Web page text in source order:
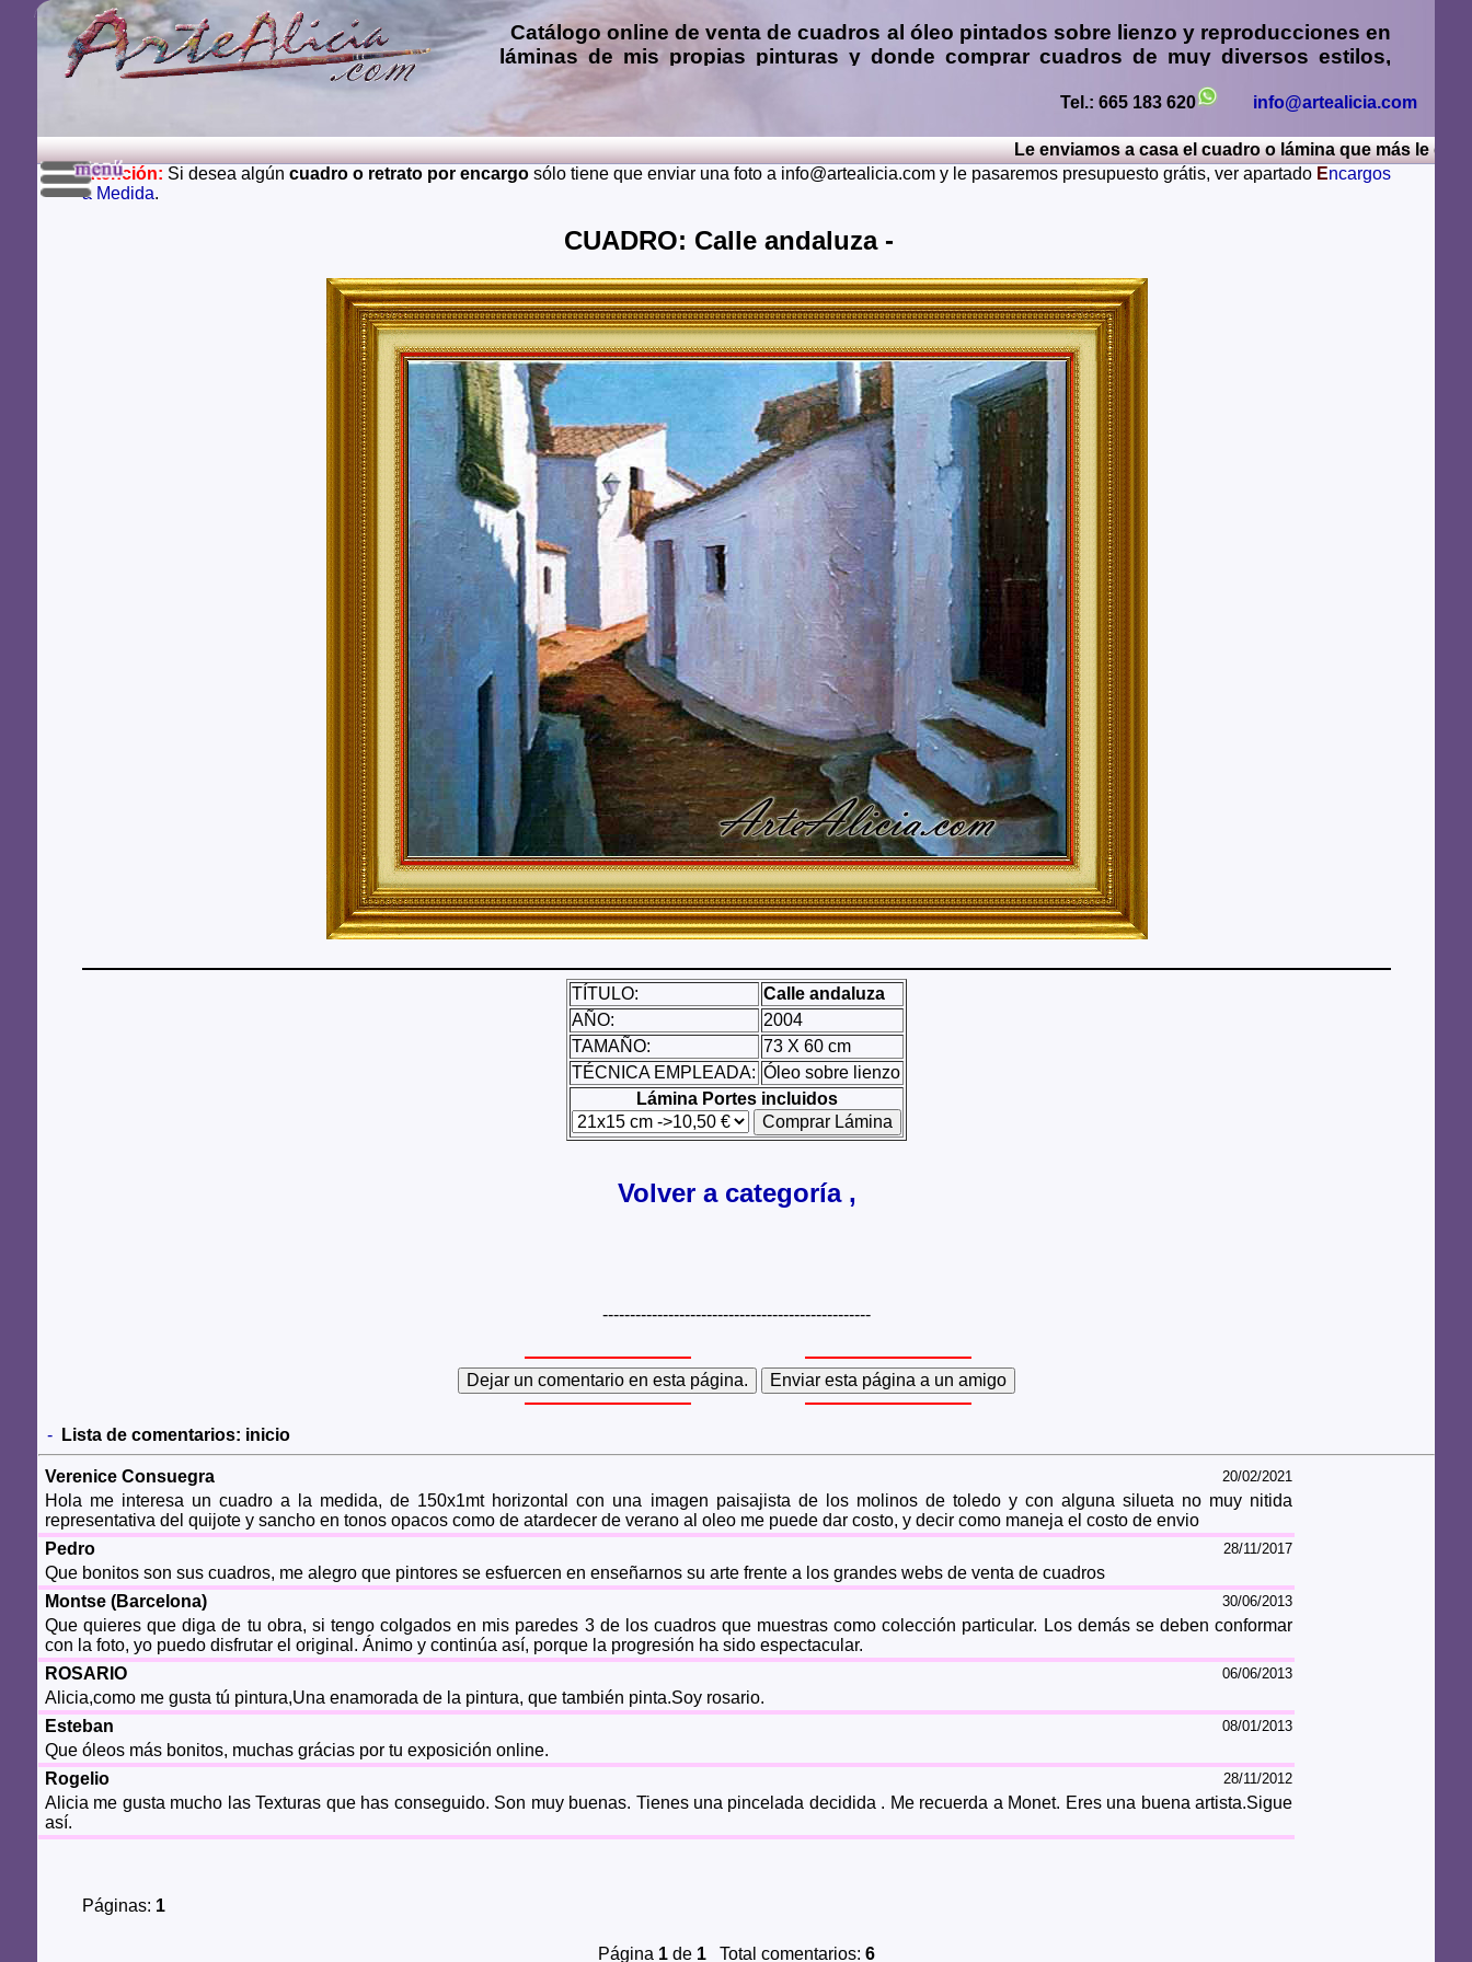
Catálogo online deventa de cuadros al óleo pintados sobre lienzo y reproducciones en
láminas de mis propias pinturas y donde comprar cuadros de muy diversos estilos,
Encargar
copias de pinturas de pintores famosos
óleo, pastel, carboncillo
encargos de paisajes mendiante envío de fotos
(presupuesto grátis y sin compromiso)
Envios a toda España: Alava, Albacete, Alicante, Almeria, Asturias, Avila, Badajoz, Islas Baleares, Barcelona,
Murcia, Navarra, Orense, Palencia, Las Palmas, Pontevedra, Salamanca, Santa Cruz de Tenerife, Segovia, Sevilla,
Soria, Tarragona, Teruel, Toledo, Valencia, Valladolid, Vizcaya, Zamora, Zaragoza.
Japon, Alemania, Gran Bretaña, Francia, Argentina, Italia...
Tel.: 665 183 620 info@artealicia.com
Le enviamos a casa el cuadro o lámina que más le guste,
Atención: Si desea algún cuadro o retrato por encargo sólo tiene que enviar una foto a info@artealicia.com y le pasaremos presupuesto grátis, ver apartado Encargos
a Medida.
CUADRO: Calle andaluza -
TÍTULO:
Calle andaluza
AÑO:
2004
TAMAÑO:
73 X 60 cm
TÉCNICA EMPLEADA: Óleo sobre lienzo
Lámina Portes incluidos
Volver a categoría ,
-------------------------------------------------
- Lista de comentarios: inicio
Verenice Consuegra 20/02/2021
Hola me interesa un cuadro a la medida, de 150x1mt horizontal con una imagen paisajista de los molinos de toledo y con alguna silueta no muy nitida
representativa del quijote y sancho en tonos opacos como de atardecer de verano al oleo me puede dar costo, y decir como maneja el costo de envio
Pedro
28/11/2017
Que bonitos son sus cuadros, me alegro que pintores se esfuercen en enseñarnos su arte frente a los grandes webs de venta de cuadros
Montse (Barcelona)
30/06/2013
Que quieres que diga de tu obra, si tengo colgados en mis paredes 3 de los cuadros que muestras como colección particular. Los demás se deben conformar
con la foto, yo puedo disfrutar el original. Ánimo y continúa así, porque la progresión ha sido espectacular.
ROSARIO
06/06/2013
Alicia,como me gusta tú pintura,Una enamorada de la pintura, que también pinta.Soy rosario.
Esteban
08/01/2013
Que óleos más bonitos, muchas grácias por tu exposición online.
Rogelio
28/11/2012
Alicia me gusta mucho las Texturas que has conseguido. Son muy buenas. Tienes una pincelada decidida . Me recuerda a Monet. Eres una buena artista.Sigue
así.
Páginas: 1
Página 1 de 1 Total comentarios: 6